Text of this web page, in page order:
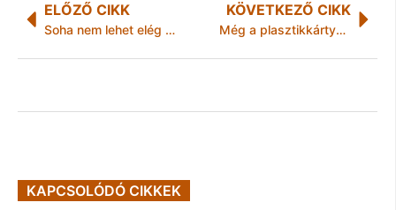
ELŐZŐ CIKK
Soha nem lehet elég korán kezdeni a zenei nevelést
KÖVETKEZŐ CIKK
Még a plasztikkártyáknak is kell a védelem!
KAPCSOLÓDÓ CIKKEK